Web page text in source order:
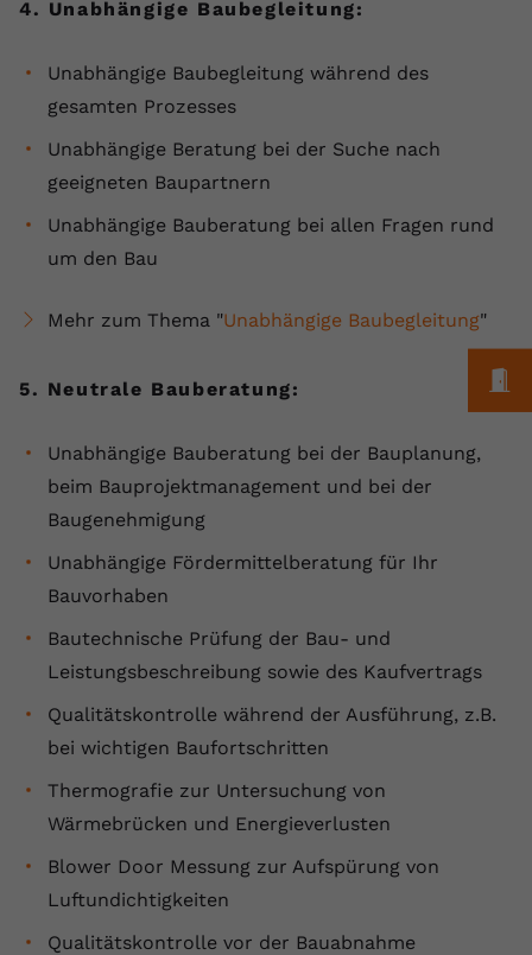
4. Unabhängige Baubegleitung:
Unabhängige Baubegleitung während des
gesamten Prozesses
Unabhängige Beratung bei der Suche nach
geeigneten Baupartnern
Unabhängige Bauberatung bei allen Fragen rund
um den Bau
Mehr zum Thema "Unabhängige Baubegleitung"
5. Neutrale Bauberatung:
Unabhängige Bauberatung bei der Bauplanung,
beim Bauprojektmanagement und bei der
Baugenehmigung
Unabhängige Fördermittelberatung für Ihr
Bauvorhaben
Bautechnische Prüfung der Bau- und
Leistungsbeschreibung sowie des Kaufvertrags
Qualitätskontrolle während der Ausführung, z.B.
bei wichtigen Baufortschritten
Thermografie zur Untersuchung von
Wärmebrücken und Energieverlusten
Blower Door Messung zur Aufspürung von
Luftundichtigkeiten
Qualitätskontrolle vor der Bauabnahme